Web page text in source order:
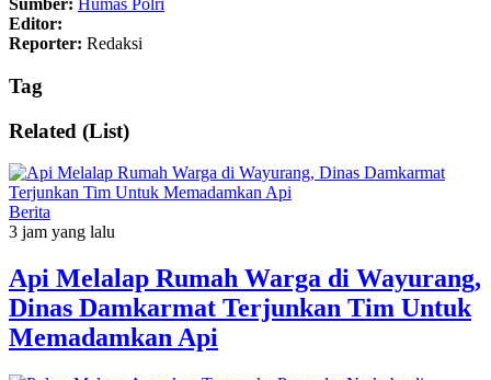
Sumber: Humas Polri
Editor:
Reporter: Redaksi
Tag
Related (List)
Berita
3 jam yang lalu
Api Melalap Rumah Warga di Wayurang,
Dinas Damkarmat Terjunkan Tim Untuk
Memadamkan Api